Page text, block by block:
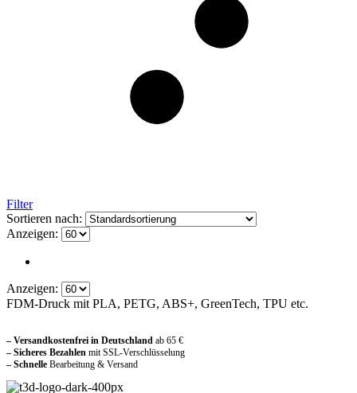
Filter
Sortieren nach:
Anzeigen:
Anzeigen:
FDM-Druck mit PLA, PETG, ABS+, GreenTech, TPU etc.
– Versandkostenfrei in Deutschland ab 65 €
– Sicheres Bezahlen mit SSL-Verschlüsselung
– Schnelle Bearbeitung & Versand